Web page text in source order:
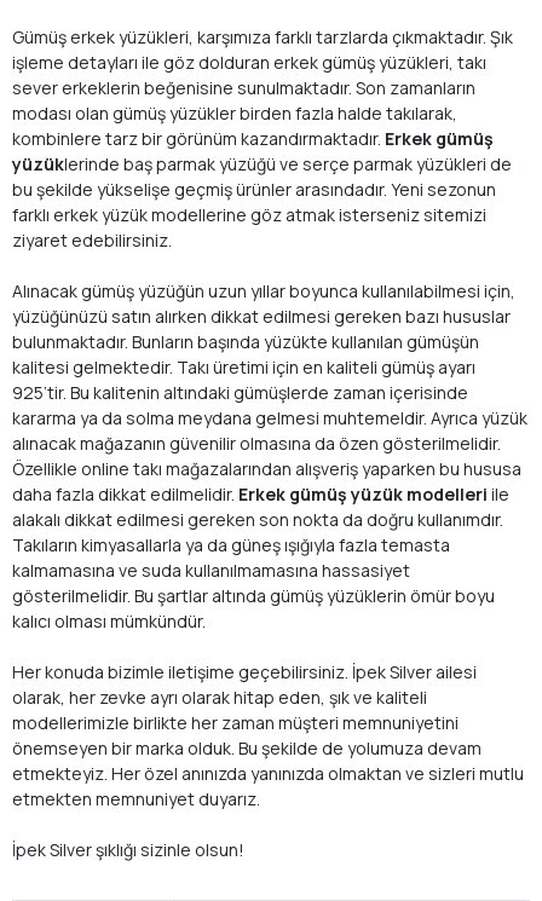
Gümüş erkek yüzükleri, karşımıza farklı tarzlarda çıkmaktadır. Şık
işleme detayları ile göz dolduran erkek gümüş yüzükleri, takı
sever erkeklerin beğenisine sunulmaktadır. Son zamanların
modası olan gümüş yüzükler birden fazla halde takılarak,
kombinlere tarz bir görünüm kazandırmaktadır. Erkek gümüş
yüzüklerinde baş parmak yüzüğü ve serçe parmak yüzükleri de
bu şekilde yükselişe geçmiş ürünler arasındadır. Yeni sezonun
farklı erkek yüzük modellerine göz atmak isterseniz sitemizi
ziyaret edebilirsiniz.
Alınacak gümüş yüzüğün uzun yıllar boyunca kullanılabilmesi için,
yüzüğünüzü satın alırken dikkat edilmesi gereken bazı hususlar
bulunmaktadır. Bunların başında yüzükte kullanılan gümüşün
kalitesi gelmektedir. Takı üretimi için en kaliteli gümüş ayarı
925’tir. Bu kalitenin altındaki gümüşlerde zaman içerisinde
kararma ya da solma meydana gelmesi muhtemeldir. Ayrıca yüzük
alınacak mağazanın güvenilir olmasına da özen gösterilmelidir.
Özellikle online takı mağazalarından alışveriş yaparken bu hususa
daha fazla dikkat edilmelidir. Erkek gümüş yüzük modelleri ile
alakalı dikkat edilmesi gereken son nokta da doğru kullanımdır.
Takıların kimyasallarla ya da güneş ışığıyla fazla temasta
kalmamasına ve suda kullanılmamasına hassasiyet
gösterilmelidir. Bu şartlar altında gümüş yüzüklerin ömür boyu
kalıcı olması mümkündür.
Her konuda bizimle iletişime geçebilirsiniz. İpek Silver ailesi
olarak, her zevke ayrı olarak hitap eden, şık ve kaliteli
modellerimizle birlikte her zaman müşteri memnuniyetini
önemseyen bir marka olduk. Bu şekilde de yolumuza devam
etmekteyiz. Her özel anınızda yanınızda olmaktan ve sizleri mutlu
etmekten memnuniyet duyarız.
İpek Silver şıklığı sizinle olsun!